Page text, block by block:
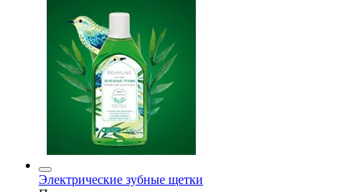
Электрические зубные щетки